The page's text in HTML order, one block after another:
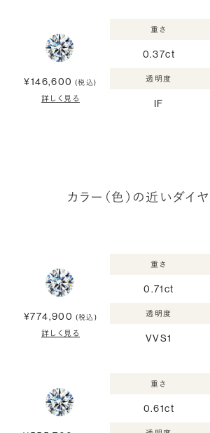
¥146,600 (税込)
詳しく見る
重さ
0.37ct
透明度
IF
カラー（色）の近いダイ
¥774,900 (税込)
詳しく見る
重さ
0.71ct
透明度
VVS1
重さ
0.61ct